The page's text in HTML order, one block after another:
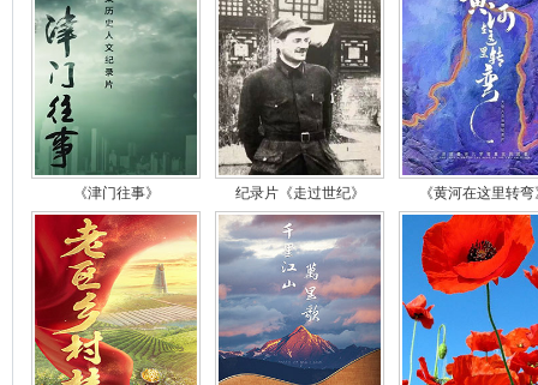
《津门往事》 纪录片《走过世纪》 《黄河在这里转